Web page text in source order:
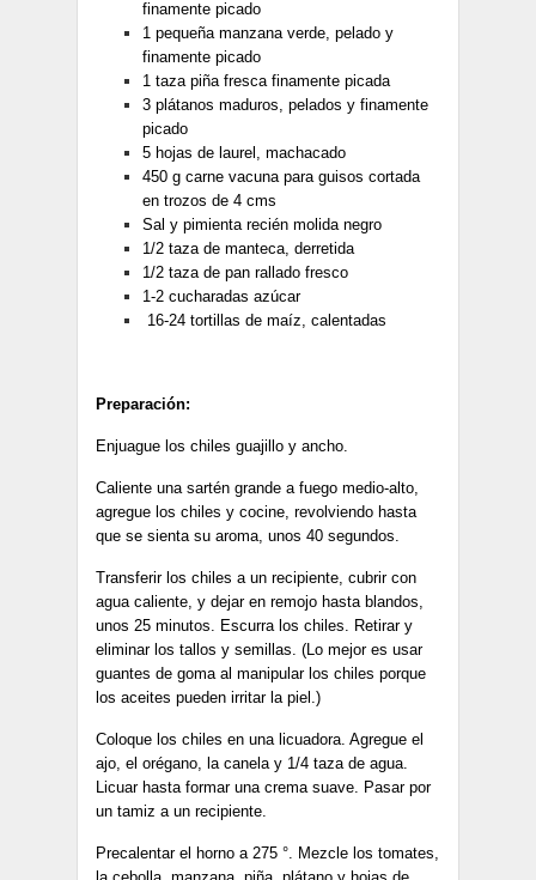
finamente picado
1 pequeña manzana verde, pelado y
finamente picado
1 taza piña fresca finamente picada
3 plátanos maduros, pelados y finamente
picado
5 hojas de laurel, machacado
450 g carne vacuna para guisos cortada
en trozos de 4 cms
Sal y pimienta recién molida negro
1/2 taza de manteca, derretida
1/2 taza de pan rallado fresco
1-2 cucharadas azúcar
16-24 tortillas de maíz, calentadas
Preparación:
Enjuague los chiles guajillo y ancho.
Caliente una sartén grande a fuego medio-alto,
agregue los chiles y cocine, revolviendo hasta
que se sienta su aroma, unos 40 segundos.
Transferir los chiles a un recipiente, cubrir con
agua caliente, y dejar en remojo hasta blandos,
unos 25 minutos. Escurra los chiles. Retirar y
eliminar los tallos y semillas. (Lo mejor es usar
guantes de goma al manipular los chiles porque
los aceites pueden irritar la piel.)
Coloque los chiles en una licuadora. Agregue el
ajo, el orégano, la canela y 1/4 taza de agua.
Licuar hasta formar una crema suave. Pasar por
un tamiz a un recipiente.
Precalentar el horno a 275 °. Mezcle los tomates,